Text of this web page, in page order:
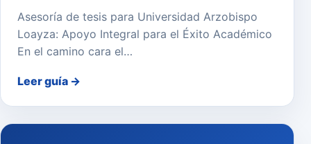
Asesoría de tesis para Universidad Arzobispo
Loayza: Apoyo Integral para el Éxito Académico
En el camino cara el…
Leer guía →